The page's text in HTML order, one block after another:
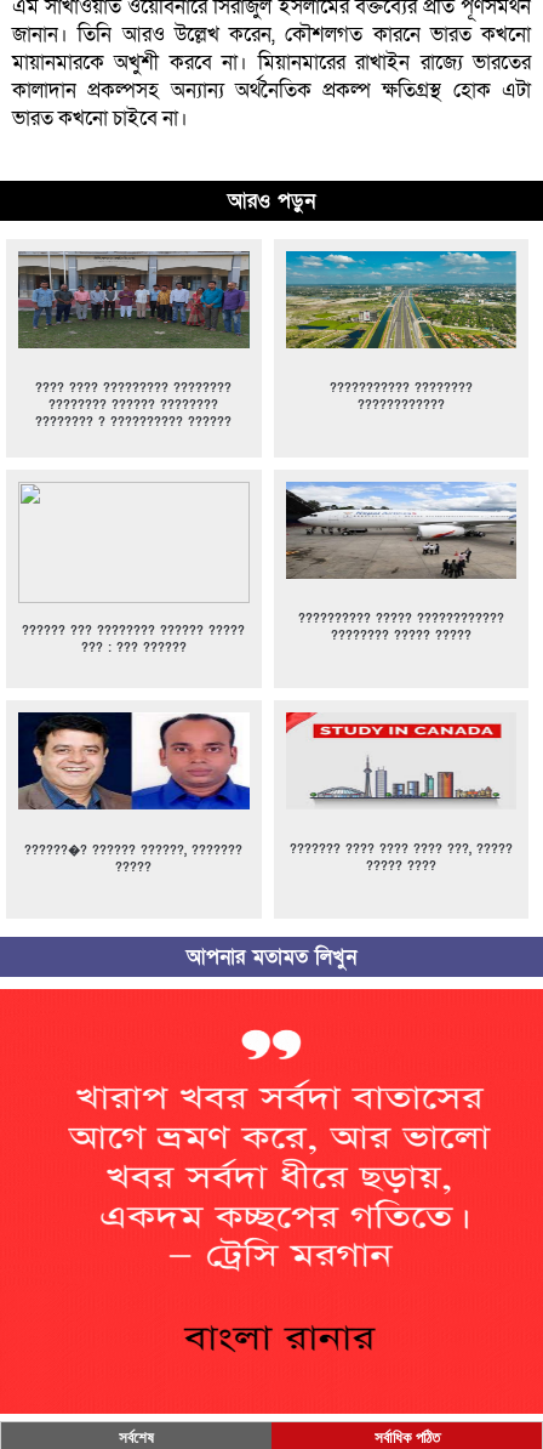
এম সাখাওয়াত ওয়েবিনারে সিরাজুল ইসলামের বক্তব্যের প্রতি পূর্ণসমর্থন
জানান। তিনি আরও উল্লেখ করেন, কৌশলগত কারনে ভারত কখনো
মায়ানমারকে অখুশী করবে না। মিয়ানমারের রাখাইন রাজ্যে ভারতের
কালাদান প্রকল্পসহ অন্যান্য অর্থনৈতিক প্রকল্প ক্ষতিগ্রস্থ হোক এটা
ভারত কখনো চাইবে না।
আরও পড়ুন
???? ???? ????????? ????????
???????? ?????? ????????
???????? ? ?????????? ??????
??????????? ????????
????????????
?????? ??? ???????? ?????? ?????
??? : ??? ??????
?????????? ????? ????????????
???????? ????? ?????
??????�? ?????? ??????, ???????
?????
??????? ???? ???? ???? ???, ?????
????? ????
আপনার মতামত লিখুন
সর্বশেষ সর্বাধিক পঠিত